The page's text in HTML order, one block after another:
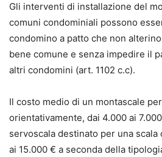
Gli interventi di installazione del
comuni condominiali possono
condomino a patto che non
bene comune e senza impedire il
altri condomini (art. 1102 c.c).
Il costo medio di un montascale
orientativamente, dai 4.000 ai
servoscala destinato per una
ai 15.000 € a seconda della